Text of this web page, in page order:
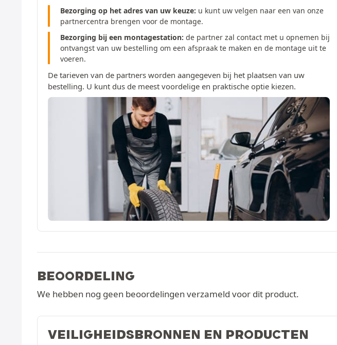
Bezorging op het adres van uw keuze: u kunt uw velgen naar een van onze
partnercentra brengen voor de montage.
Bezorging bij een montagestation: de partner zal contact met u opnemen bij
ontvangst van uw bestelling om een afspraak te maken en de montage uit te
voeren.
De tarieven van de partners worden aangegeven bij het plaatsen van uw
bestelling. U kunt dus de meest voordelige en praktische optie kiezen.
BEOORDELING
We hebben nog geen beoordelingen verzameld voor dit product.
VEILIGHEIDSBRONNEN EN PRODUCTEN